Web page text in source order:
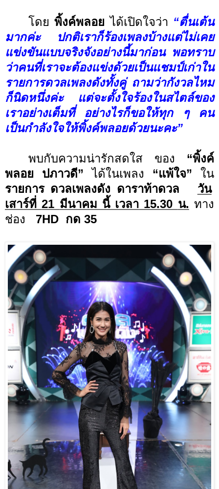
โดยพิ้งค์พลอย ได้เปิดใจว่า “ตื่นเต้น
มากค่ะ ปกติเราก็ร้องเพลงบ้างแต่ไม่เคย
แข่งขันแบบจริงจังอย่างนี้มาก่อน พอทราบ
ว่าคนที่เราจะต้องแข่งด้วยเป็นแชมป์เก่าใน
รายการดวลเพลงดังทั้งคู่ ถามว่ากังวลไหม
ก็นิดหนึ่งค่ะ แต่จะตั้งใจร้องในสไตล์ของ
เราอย่างเต็มที่ อย่างไรก็ขอให้ทุก ๆ คน
เป็นกำลังใจให้พิ้งค์พลอยด้วยนะคะ”
พบกับความน่ารักสดใส ของ “พิ้งค์
พลอย ปภาวดี”ได้ในเพลง “แพ้ใจ” ใน
รายการ ดวลเพลงดัง ดาราท้าดวล
วัน
เสาร์ที่ 21 มีนาคม นี้ เวลา 15.30 น. ทาง
ช่อง
7HD กด 35